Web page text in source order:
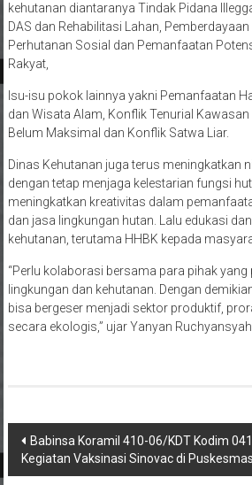
kehutanan diantaranya Tindak Pidana
DAS dan Rehabilitasi Lahan,
Perhutanan Sosial dan Pemanfaatan
Rakyat,
Isu-isu pokok lainnya yakni Pemanfaatan
dan Wisata Alam, Konflik Tenurial Kawasan
Belum Maksimal dan Konflik Satwa Liar.
Dinas Kehutanan juga terus meningkatkan
dengan tetap menjaga kelestarian fungsi
meningkatkan kreativitas dalam
dan jasa lingkungan hutan. Lalu edukasi
kehutanan, terutama HHBK kepada
“Perlu kolaborasi bersama para pihak yang
lingkungan dan kehutanan. Dengan
bisa bergeser menjadi sektor produktif,
secara ekologis,” ujar Yanyan
Navigasi
pos
Babinsa Koramil 410-06/KDT Kodim
Kegiatan Vaksinasi Sinovac di